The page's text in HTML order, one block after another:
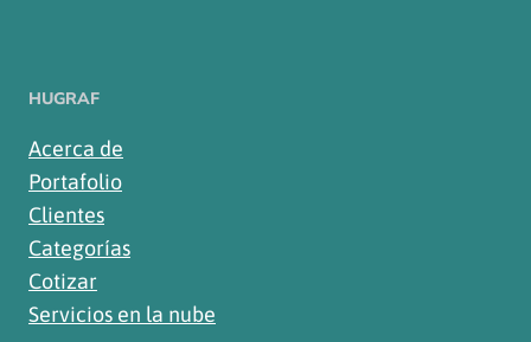
HUGRAF
Acerca de
Portafolio
Clientes
Categorías
Cotizar
Servicios en la nube